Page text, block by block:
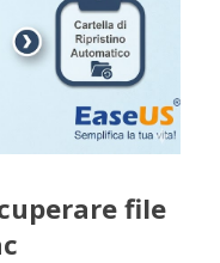
file